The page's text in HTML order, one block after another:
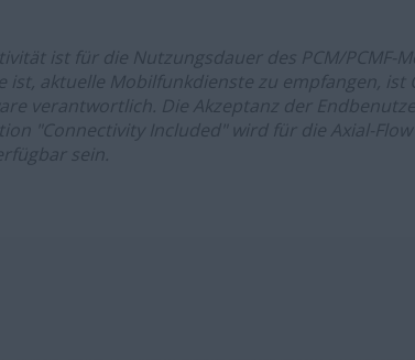
ist für die Nutzungsdauer des PCM/PCMF-
ist, aktuelle Mobilfunkdienste zu empfangen, ist
verantwortlich. Die Akzeptanz der
"Connectivity Included" wird für die Axial-
sein.